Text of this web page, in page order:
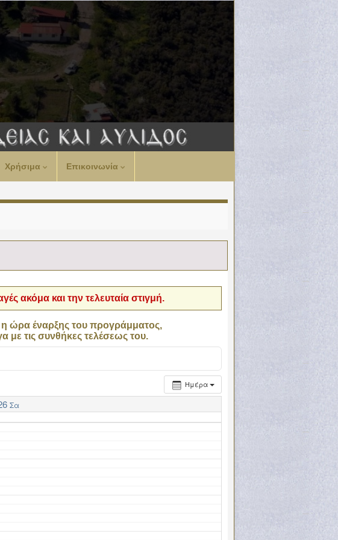
Χρήσιμα Επικοινωνία
ακόμα και την τελευταία στιγμή.
ώρα έναρξης του προγράμματος,
με τις συνθήκες τελέσεως του.
Ημέρα
Σα